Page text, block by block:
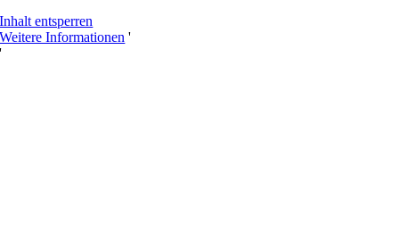
Inhalt entsperren
Weitere Informationen '
'